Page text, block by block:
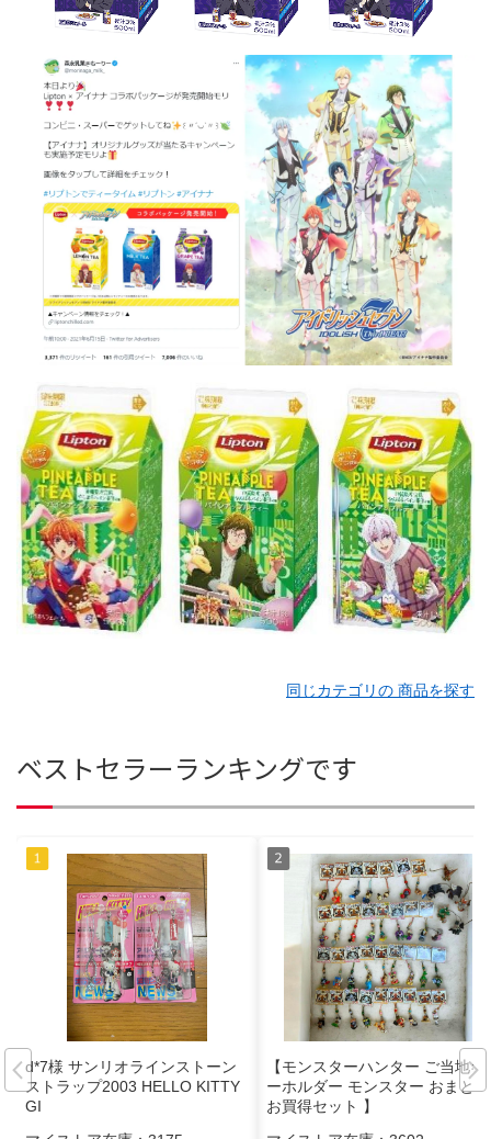
同じカテゴリの 商品を探す
ベストセラーランキングです
d*7様 サンリオラインストーン
ストラップ2003 HELLO KITTY
GI
【モンスターハンター ご当地キ
ーホルダー モンスター おまとめ
お買得セット 】